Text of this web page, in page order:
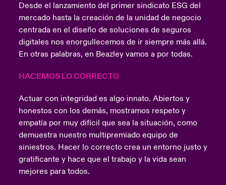
Desde el lanzamiento del primer sindicato ESG del
mercado hasta la creación de la unidad de negocio
centrada en el diseño de soluciones de seguros
digitales nos enorgullecemos de ir siempre más allá.
En otras palabras, en Beazley vamos a por todas.
HACEMOS LO CORRECTO
Actuar con integridad es algo innato. Abiertos y
honestos con los demás, mostramos respeto y
empatía por muy difícil que sea la situación, como
demuestra nuestro multipremiado equipo de
siniestros. Hacer lo correcto crea un entorno justo y
gratificante y hace que el trabajo y la vida sean
mejores para todos.